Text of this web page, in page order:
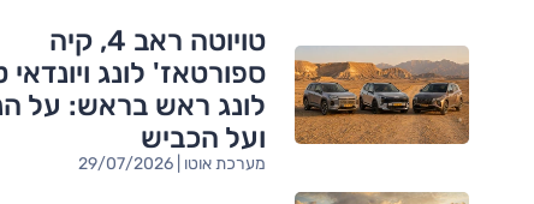
טויוטה ראב 4, קיה
ספורטאז' לונג ויונדאי
לונג ראש בראש: על
ועל הכביש
מערכת אוטו | 29/07/2026